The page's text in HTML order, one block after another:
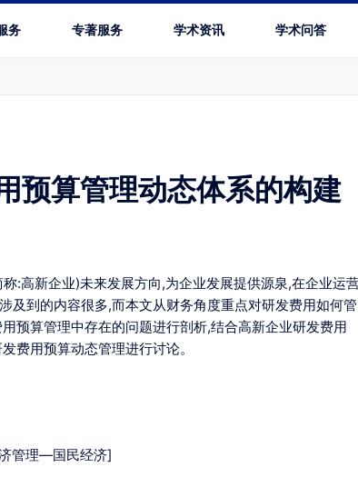
务 专著服务 学术资讯 学术问答
预算管理动态体系的构建
:高新企业)未来发展方向,为企业发展提供源泉,在企业运
及到的内容很多,而本文从财务角度重点对研发费用如何管
预算管理中存在的问题进行剖析,结合高新企业研发费用
费用预算动态管理进行讨论。
管理—国民经济]